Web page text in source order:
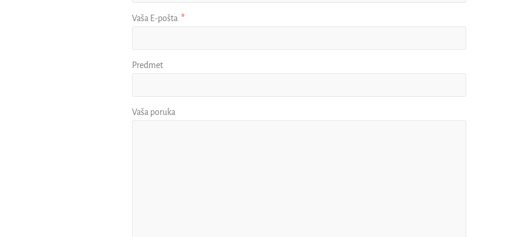
Vaša E-pošta
Predmet
Vaša poruka